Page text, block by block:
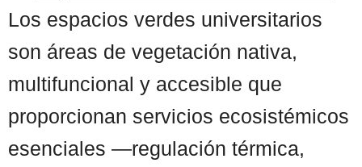
Los espacios verdes universitarios
son áreas de vegetación nativa,
multifuncional y accesible que
proporcionan servicios ecosistémicos
esenciales —regulación térmica,